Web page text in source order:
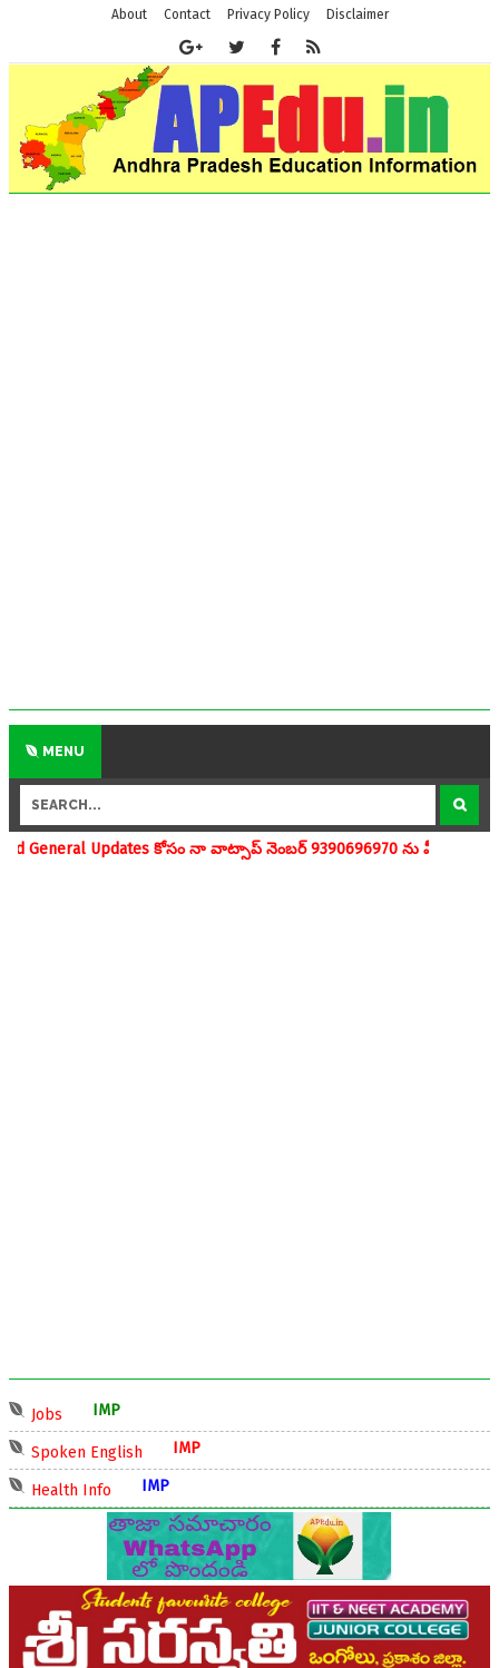
About Contact Privacy Policy Disclaimer
MENU
కోసం నా వాట్సాప్ నెంబర్ 9390696970 ను మీవాట్సాప్ గ్రూపులో add
Jobs IMP
Spoken English IMP
Health Info IMP